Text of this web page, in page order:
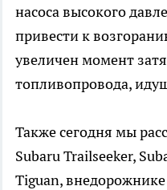
насоса высокого
привести к
увеличен момент
топливопровода,
Также сегодня мы
Subaru Trailseeker,
Tiguan,